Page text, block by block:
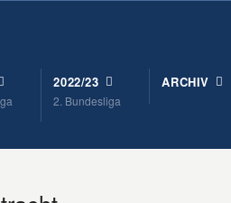
2022/23
2. Bundesliga
ARCHIV